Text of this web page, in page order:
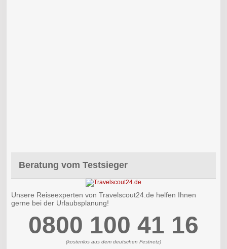
Beratung vom Testsieger
Unsere Reiseexperten von Travelscout24.de helfen Ihnen
gerne bei der Urlaubsplanung!
0800 100 41 16
(kostenlos aus dem deutschen Festnetz)